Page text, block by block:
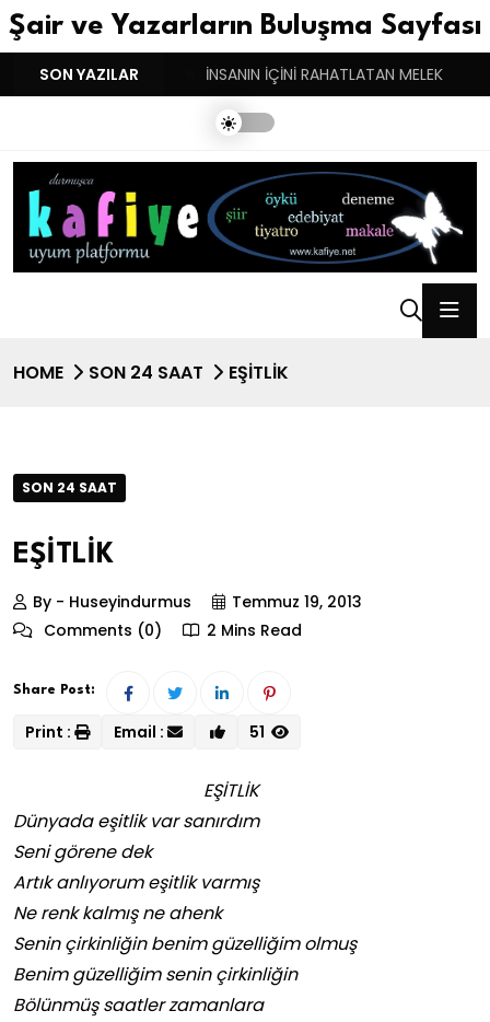
Şair ve Yazarların Buluşma Sayfası
SON YAZILAR
BASARINDIR! İNSANIN İÇİNİ RAHATLATAN MELEK
HOME SON 24 SAAT EŞİTLİK
SON 24 SAAT
EŞİTLİK
By - Huseyindurmus
Temmuz 19, 2013
Comments (0)
2 Mins Read
Share Post:
Print : Email : 51
EŞİTLİK
Dünyada eşitlik var sanırdım
Seni görene dek
Artık anlıyorum eşitlik varmış
Ne renk kalmış ne ahenk
Senin çirkinliğin benim güzelliğim olmuş
Benim güzelliğim senin çirkinliğin
Bölünmüş saatler zamanlara